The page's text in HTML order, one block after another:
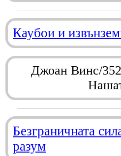
Каубои и
Джоан Винс/
Безграничната
разум